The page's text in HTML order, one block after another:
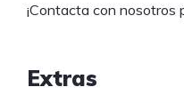
¡Contacta con nosotros
Extras